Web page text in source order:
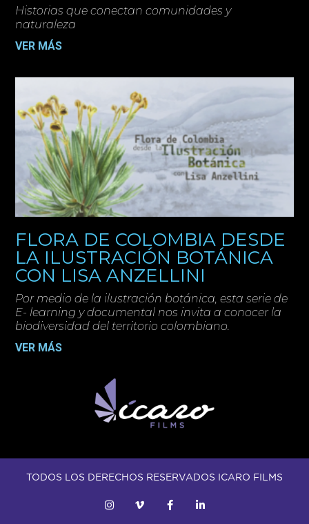
Historias que conectan comunidades y
naturaleza
VER MÁS
FLORA DE COLOMBIA DESDE
LA ILUSTRACIÓN BOTÁNICA
CON LISA ANZELLINI
Por medio de la ilustración botánica, esta serie de
E- learning y documental nos invita a conocer la
biodiversidad del territorio colombiano.
VER MÁS
TODOS LOS DERECHOS RESERVADOS ICARO FILMS